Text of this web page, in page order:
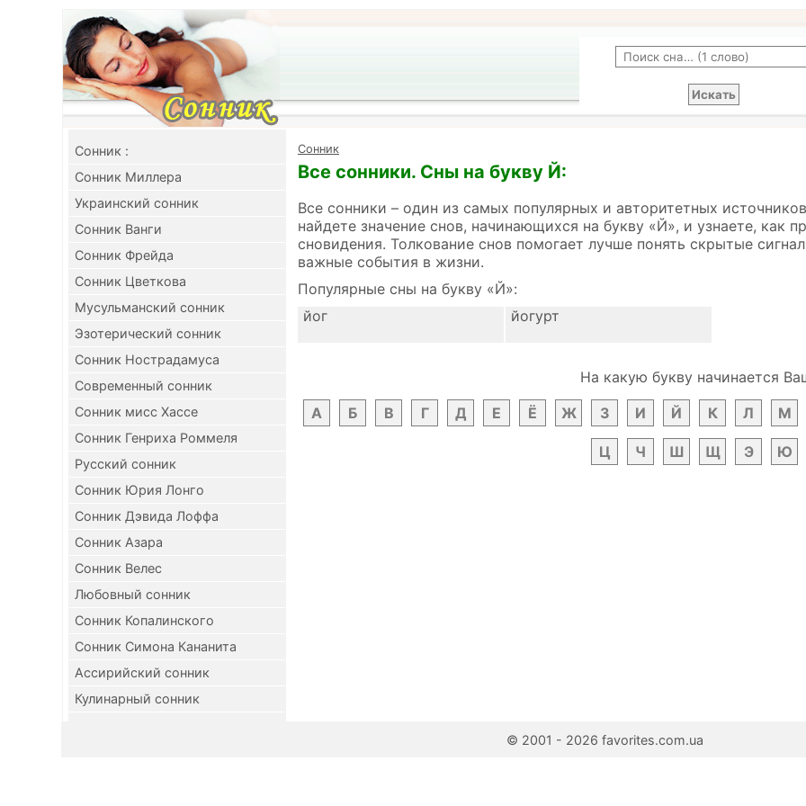
Cонник :
Сонник Миллера
Украинский сонник
Сонник Ванги
Сонник Фрейда
Сонник Цветкова
Мусульманский сонник
Эзотерический сонник
Сонник Нострадамуса
Современный сонник
Сонник мисс Хассе
Сонник Генриха Роммеля
Русский сонник
Сонник Юрия Лонго
Сонник Дэвида Лоффа
Сонник Азара
Сонник Велес
Любовный сонник
Сонник Копалинского
Сонник Симона Кананита
Ассирийский сонник
Кулинарный сонник
Cонник
Все сонники. Сны на букву Й:
Все сонники – один из самых популярных и авторитетных
найдете значение снов, начинающихся на букву «Й», и узнаете, как
сновидения. Толкование снов помогает лучше понять скрытые
важные события в жизни.
Популярные сны на букву «Й»:
йог
йогурт
На какую букву начинается
А
Б В Г Д Е Ё Ж З И Й К Л М
Ц Ч Ш Щ Э Ю
© 2001 - 2026 favorites.com.ua